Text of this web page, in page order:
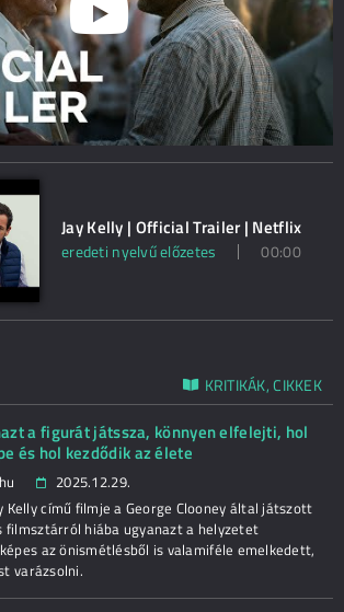
Jay Kelly | Official Trailer | Netflix
eredeti nyelvű előzetes 00:00
KRITIKÁK, CIKKEK
a figurát játssza, könnyen elfelejti, hol
és hol kezdődik az élete
2025.12.29.
Kelly című filmje a George Clooney által játszott
filmsztárról hiába ugyanazt a helyzetet
az önismétlésből is valamiféle emelkedett,
varázsolni.